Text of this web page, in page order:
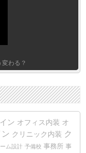
わる？
ン オフィス内装 オ
クリニック内装 ク
ム設計 予備校 事務所 事